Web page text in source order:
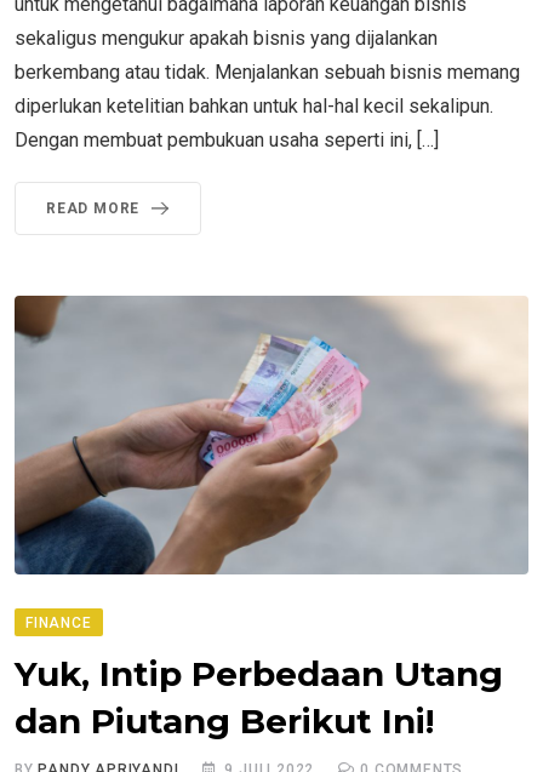
sekaligus mengukur apakah bisnis yang dijalankan
berkembang atau tidak. Menjalankan sebuah bisnis memang
diperlukan ketelitian bahkan untuk hal-hal kecil sekalipun.
Dengan membuat pembukuan usaha seperti ini, […]
READ MORE
FINANCE
Yuk, Intip Perbedaan Utang
dan Piutang Berikut Ini!